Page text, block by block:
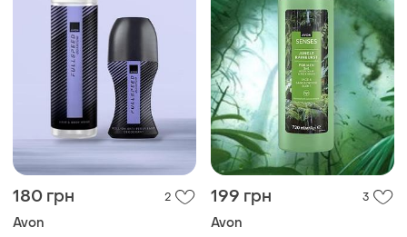
180 грн 2
Avon
199 грн 3
Avon